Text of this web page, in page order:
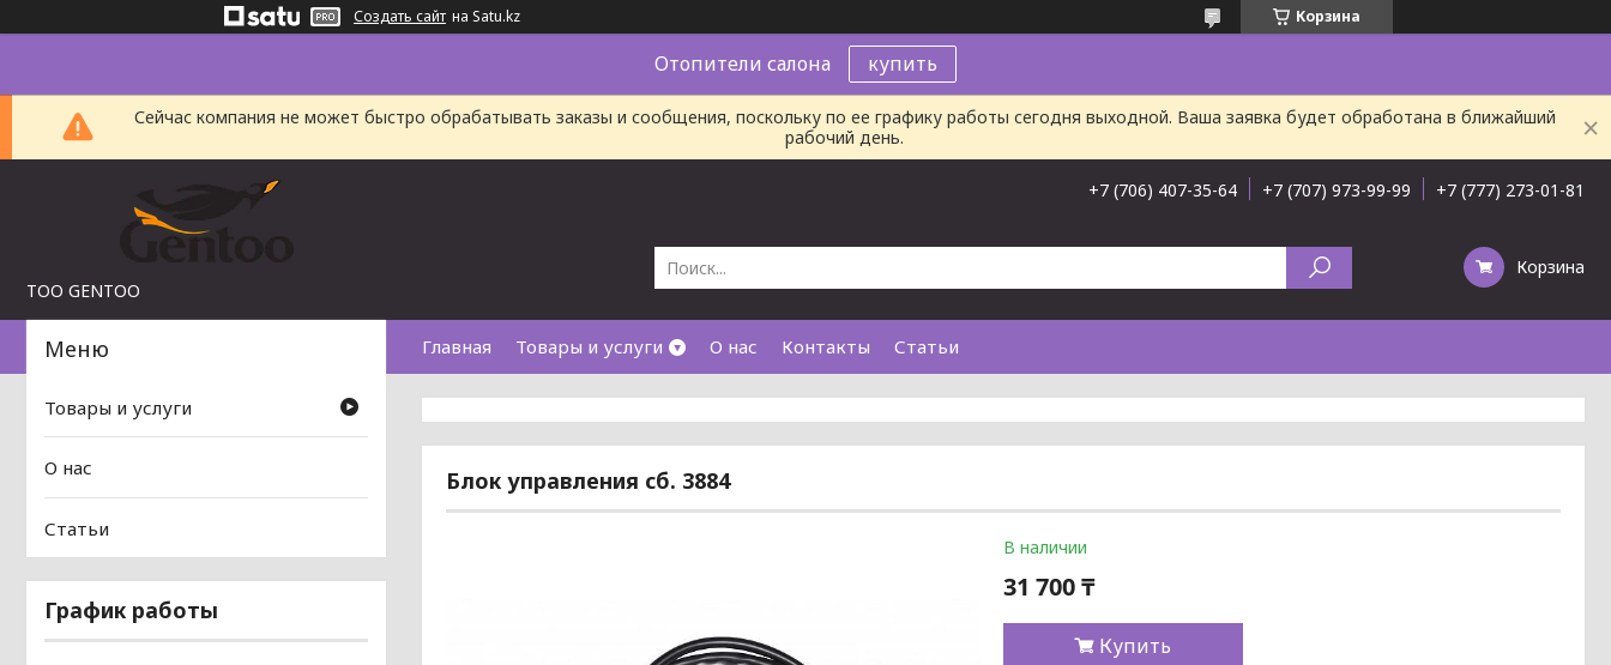
Создать сайт на Satu.kz Корзина
Отопители салона купить
Сейчас компания не может быстро обрабатывать заказы и сообщения, поскольку по ее графику работы сегодня выходной. Ваша заявка будет обработана в ближайший
рабочий день.
TOO GENTOO
+7 (706) 407-35-64 +7 (707) 973-99-99 +7 (777) 273-01-81
Корзина
Главная Товары и услуги О нас Контакты Статьи
Блок управления сб. 3884
В наличии
31 700 ₸
Купить
Товары и услуги
О нас
Статьи
График работы